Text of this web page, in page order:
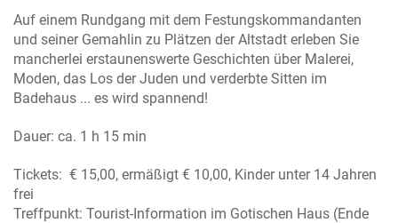
Auf einem Rundgang mit dem Festungskommandanten
und seiner Gemahlin zu Plätzen der Altstadt erleben Sie
mancherlei erstaunenswerte Geschichten über Malerei,
Moden, das Los der Juden und verderbte Sitten im
Badehaus ... es wird spannend!
Dauer: ca. 1 h 15 min
Tickets: € 15,00, ermäßigt € 10,00, Kinder unter 14 Jahren
frei
Treffpunkt: Tourist-Information im Gotischen Haus (Ende